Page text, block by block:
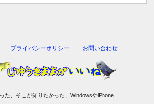
プライバシーポリシー お問い合わせ
た、そこが知りたかった、WindowsやiPhone